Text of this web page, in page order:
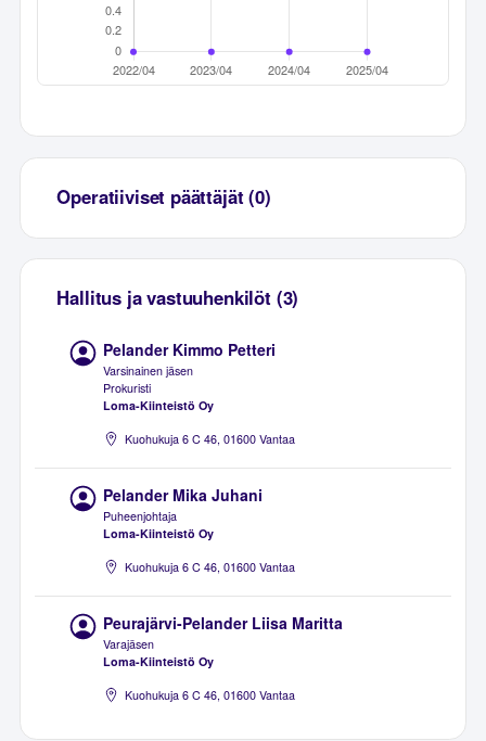
Operatiiviset päättäjät (0)
Hallitus ja vastuuhenkilöt (3)
Pelander Kimmo Petteri
Varsinainen jäsen
Prokuristi
Loma-Kiinteistö Oy
Kuohukuja 6 C 46, 01600 Vantaa
Pelander Mika Juhani
Puheenjohtaja
Loma-Kiinteistö Oy
Kuohukuja 6 C 46, 01600 Vantaa
Peurajärvi-Pelander Liisa Maritta
Varajäsen
Loma-Kiinteistö Oy
Kuohukuja 6 C 46, 01600 Vantaa